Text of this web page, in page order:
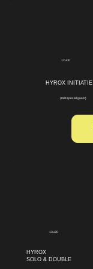
HYROX INITIATIE
12u00
(met special guest)
HYROX
SOLO & DOUBLE
13u30